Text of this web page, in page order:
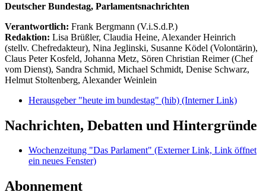
Deutscher Bundestag, Parlamentsnachrichten
Verantwortlich: Frank Bergmann (V.i.S.d.P.)
Redaktion: Lisa Brüßler, Claudia Heine, Alexander Heinrich
(stellv. Chefredakteur), Nina Jeglinski, Susanne Ködel (Volontärin),
Claus Peter Kosfeld, Johanna Metz, Sören Christian Reimer (Chef
vom Dienst), Sandra Schmid, Michael Schmidt, Denise Schwarz,
Helmut Stoltenberg, Alexander Weinlein
Herausgeber "heute im bundestag" (hib) (Interner Link)
Nachrichten, Debatten und Hintergründe
Wochenzeitung "Das Parlament" (Externer Link, Link öffnet
ein neues Fenster)
Abonnement